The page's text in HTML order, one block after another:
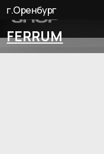
FERRUM
г.Оренбург